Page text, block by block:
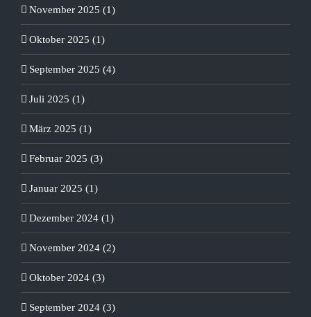
November 2025 (1)
Oktober 2025 (1)
September 2025 (4)
Juli 2025 (1)
März 2025 (1)
Februar 2025 (3)
Januar 2025 (1)
Dezember 2024 (1)
November 2024 (2)
Oktober 2024 (3)
September 2024 (3)